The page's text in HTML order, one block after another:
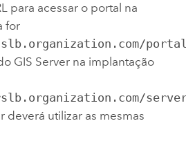
para acessar o portal na
for
GIS Serverna implantação
deverá utilizar as mesmas